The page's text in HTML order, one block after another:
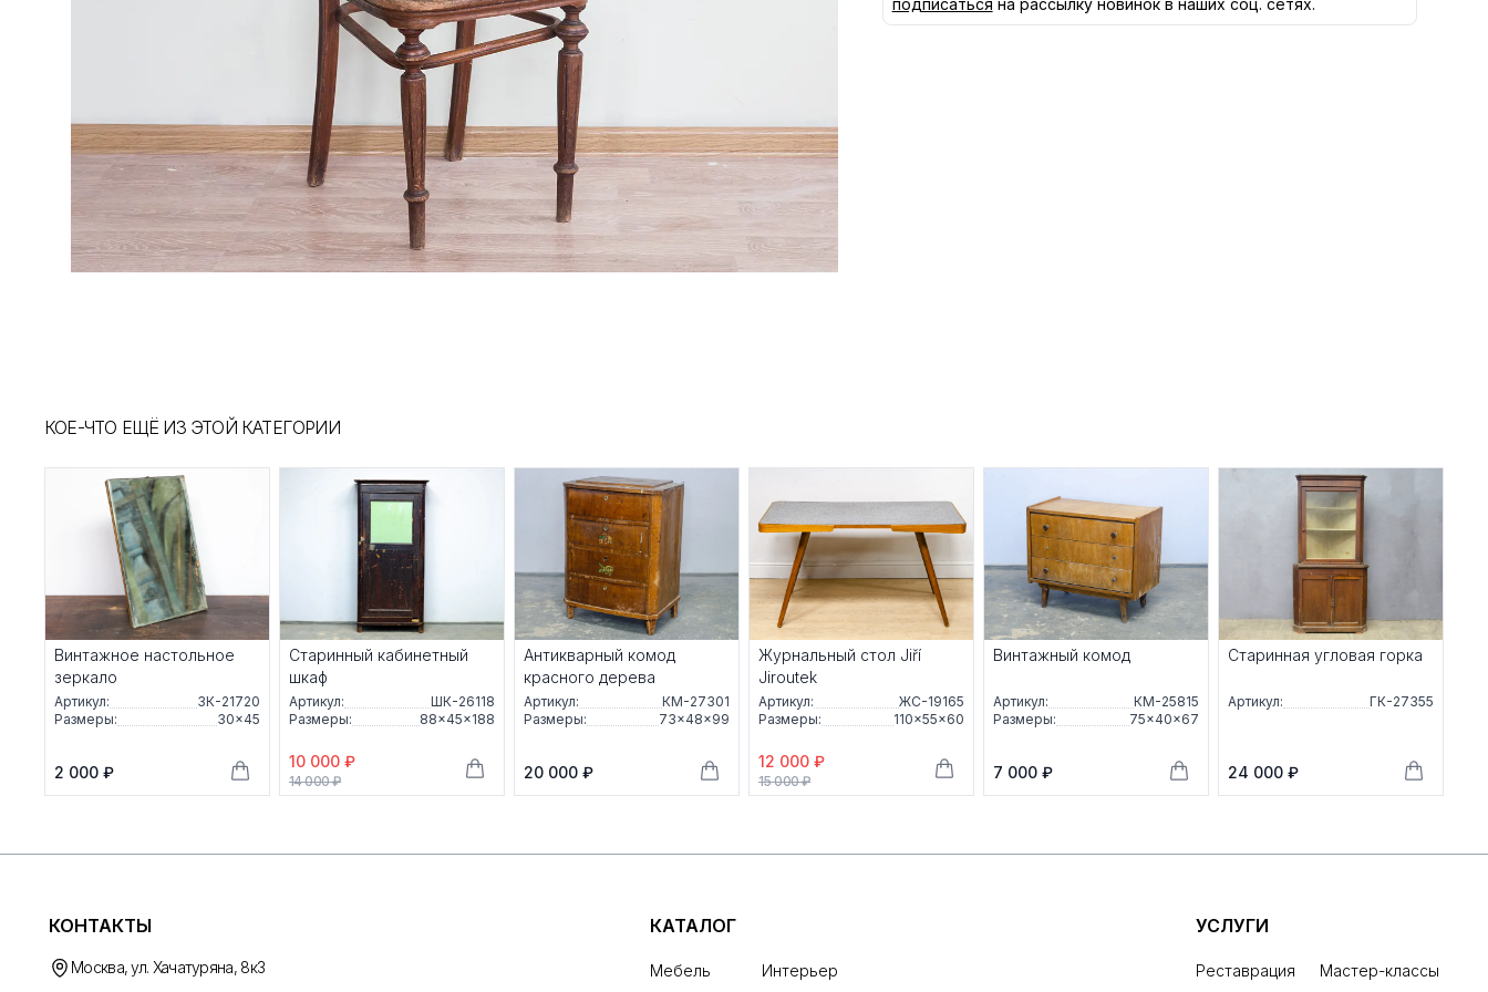
подписаться на рассылку новинок в наших соц. сетях.
КОЕ-ЧТО ЕЩЁ ИЗ ЭТОЙ КАТЕГОРИИ
Винтажное настольное
зеркало
Артикул:
ЗК-21720
Размеры:
30×45
2 000 ₽
Старинный кабинетный
шкаф
Артикул:
ШК-26118
Размеры:
88×45×188
10 000 ₽
14 000 ₽
Антикварный комод
красного дерева
Артикул:
КМ-27301
Размеры:
73×48×99
20 000 ₽
Журнальный стол Jiří
Jiroutek
Артикул:
ЖС-19165
Размеры:
110×55×60
12 000 ₽
15 000 ₽
Винтажный комод
Артикул:
КМ-25815
Размеры:
75×40×67
7 000 ₽
Старинная угловая горка
Артикул: ГК-27355
24 000 ₽
КОНТАКТЫ
Москва, ул. Хачатуряна, 8к3
КАТАЛОГ
Мебель Интерьер
УСЛУГИ
Реставрация Мастер-классы